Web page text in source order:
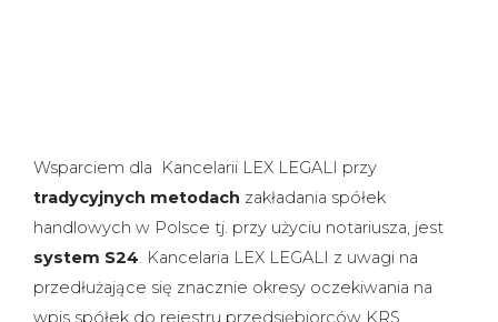
Wsparciem dla Kancelarii LEX LEGALI przy
tradycyjnych metodach zakładania spółek
handlowych w Polsce tj. przy użyciu notariusza, jest
system S24. Kancelaria LEX LEGALI z uwagi na
przedłużające się znacznie okresy oczekiwania na
wpis spółek do rejestru przedsiębiorców KRS